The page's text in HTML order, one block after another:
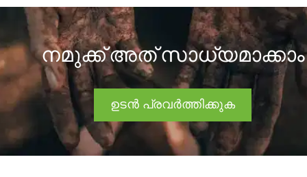
നമുക്ക് അത് സാധ്യമാക്കാം
ഉടൻ പ്രവർത്തിക്കുക